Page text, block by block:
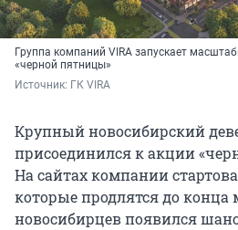
Группа компаний VIRA запускает
«черной пятницы»
Источник: ГК VIRA
Крупный новосибирский
присоединился к акции
На сайтах компании
которые продлятся до конца
новосибирцев появился